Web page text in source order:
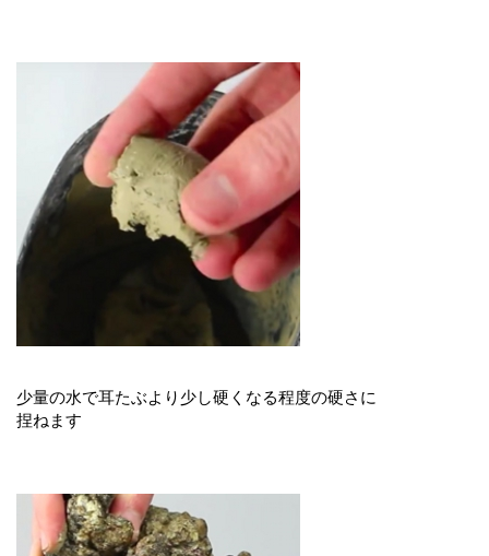
少量の水で耳たぶより少し硬くなる程度の硬さに
捏ねます